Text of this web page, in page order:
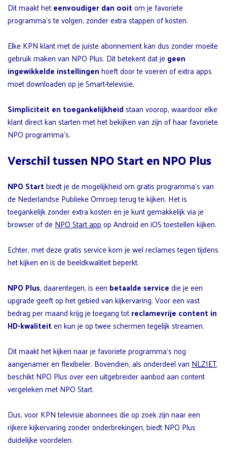
Dit maakt heteenvoudiger dan ooitom je favoriete
programma’s te volgen, zonder extra stappen of kosten.
Elke KPN klant met de juiste abonnement kan dus zonder moeite
gebruik maken van NPO Plus. Dit betekent dat jegeen
ingewikkelde instellingenhoeft door te voeren of extra apps
moet downloaden op je Smart-televisie.
Simpliciteit en toegankelijkheidstaan voorop, waardoor elke
klant direct kan starten met het bekijken van zijn of haar favoriete
NPO programma’s.
Verschil tussen NPO Start en NPO Plus
NPO Startbiedt je de mogelijkheid om gratis programma’s van
de Nederlandse Publieke Omroep terug te kijken. Het is
toegankelijk zonder extra kosten en je kunt gemakkelijk via je
browser of deNPO Start appop Android en iOS toestellen kijken.
Echter, met deze gratis service kom je wel reclames tegen tijdens
het kijken en is de beeldkwaliteit beperkt.
NPO Plus, daarentegen, is een betaalde servicedie je een
upgrade geeft op het gebied van kijkervaring. Voor een vast
bedrag per maand krijg je toegang totreclamevrije content in
HD-kwaliteiten kun je op twee schermen tegelijk streamen.
Dit maakt het kijken naar je favoriete programma’s nog
aangenamer en flexibeler. Bovendien, als onderdeel van NLZIET,
beschikt NPO Plus over een uitgebreider aanbod aan content
vergeleken met NPO Start.
Dus, voor KPN televisie abonnees die op zoek zijn naar een
rijkere kijkervaring zonder onderbrekingen, biedt NPO Plus
duidelijke voordelen.